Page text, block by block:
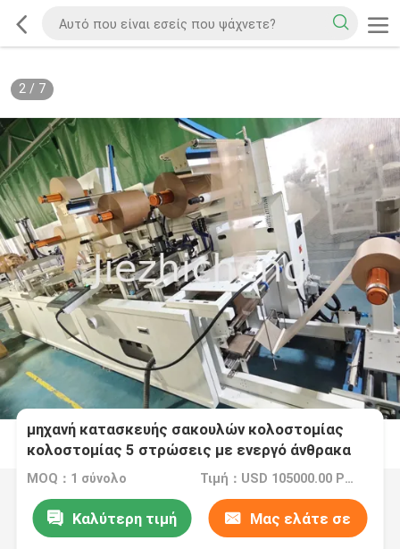
2/ 7
μηχανή κατασκευής σακουλών κολοστομίας
κολοστομίας 5 στρώσεις με ενεργό άνθρακα
MOQ：1 σύνολο Τιμή：USD 105000.00 PER SET FOB CHINA
Καλύτερη τιμή Μας ελάτε σε